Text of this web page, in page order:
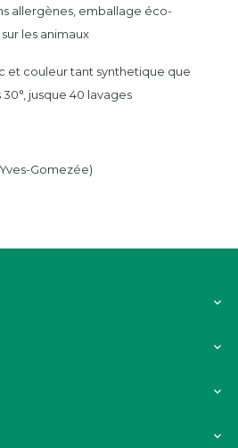
allergènes, emballage éco-
les animaux
et couleur tant synthetique que
jusque 40 lavages
Gomezée)



